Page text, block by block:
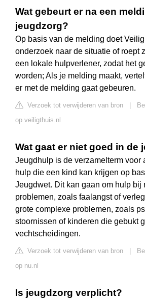
Wat gebeurt er na een
jeugdzorg?
Op basis van de melding doet
onderzoek naar de situatie of roept
een lokale hulpverlener, zodat het
worden; Als je melding maakt,
er met de melding gaat gebeuren.
Verzoek tot verwijderen van bron
op veiligthuis.nl
Wat gaat er niet goed in de
Jeugdhulp is de verzamelterm voor
hulp die een kind kan krijgen op
Jeugdwet. Dit kan gaan om hulp bij
problemen, zoals faalangst of
grote complexe problemen, zoals
stoornissen of kinderen die gebukt
vechtscheidingen.
Verzoek tot verwijderen van bron
op nu.nl
Is jeugdzorg verplicht?